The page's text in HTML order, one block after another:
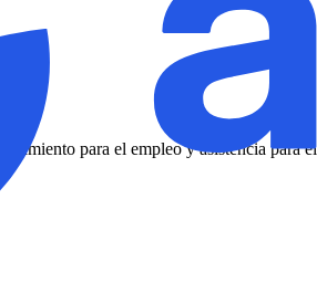
para el empleo y asistencia para